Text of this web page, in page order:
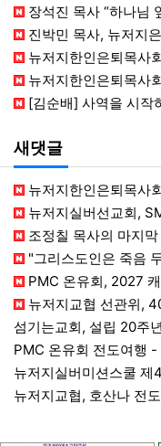
장석진 목사 “하나님 앞에
진박민 목사, 뉴저지은목회 8월 정기모임서
뉴저지한인은퇴목사회, 8월 정기모임
뉴저지한인은퇴목사
[김순배] 사역을 시작
새댓글
뉴저지한인은퇴목사회, 8월 정기모임 --- "요한처럼 예수님만 높이
뉴저지실버선교회, SMF 제44기 실버미션스쿨 수강생 모집 [2026
조정칠 목사의 마지막 유고 - 홍수와 복(福) 자(字) [2026년
"그리스도인은 죽음 두려워하지 않지만, 살아 있는 동안 다른 사람의 유
PMC 온유회, 2027 캐리비안 크루즈 전도여행 참가자 모집
뉴저지교협 선관위, 40회기 회장 + 부회장 등록 + 추천 절차 공고